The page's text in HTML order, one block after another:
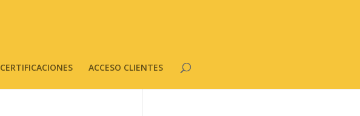
CERTIFICACIONES ACCESO CLIENTES